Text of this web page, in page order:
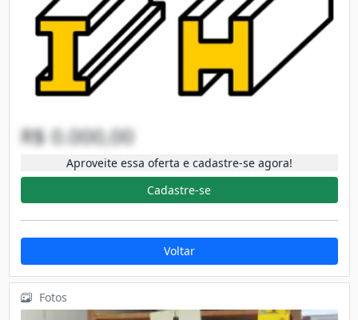
R$ 0.000,00
Aproveite essa oferta e cadastre-se agora!
Cadastre-se
Voltar
Fotos